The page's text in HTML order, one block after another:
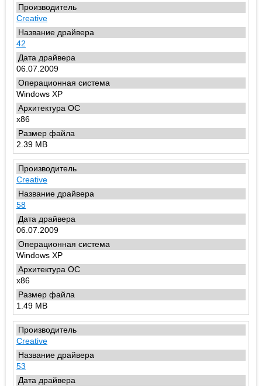
Creative
42
06.07.2009
Windows XP
x86
2.39 MB
Creative
58
06.07.2009
Windows XP
x86
1.49 MB
Creative
53